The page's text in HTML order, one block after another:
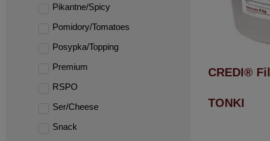
Pikantne/Spicy
Pomidory/Tomatoes
Posypka/Topping
Premium
RSPO
Ser/Cheese
Snack
CREDI®
TONKI